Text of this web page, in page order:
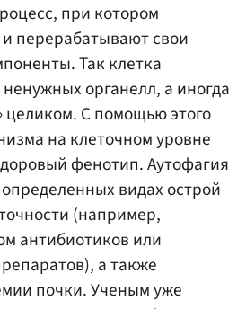
при котором
перерабатывают свои
Так клетка
органелл, а иногда
целиком. С помощью этого
на клеточном уровне
фенотип. Аутофагия
видах острой
(например,
антибиотиков или
а также
почки. Ученым уже